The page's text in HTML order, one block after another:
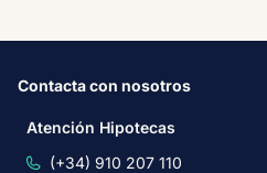
Contacta con nosotros
Atención Hipotecas
(+34) 910 207 110